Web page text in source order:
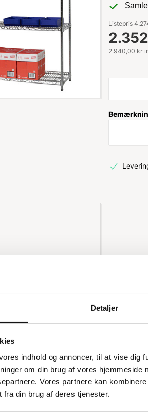
Detaljer
indhold og annoncer, til at vise dig
om din brug af vores hjemmeside
Vores partnere kan
din brug af deres tjenester.
Listepris
2.940,00 kr
fleksibel
til kontorer,
til opbevaring af
enhed? Tilkøb
et populært valg i
entréer og
til opbevaring af